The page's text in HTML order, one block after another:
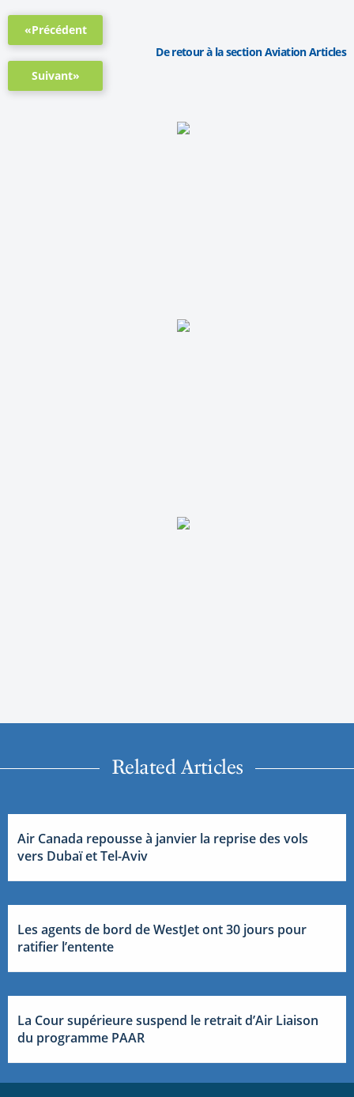
«Précédent
Suivant»
De retour à la section Aviation Articles
Related Articles
Air Canada repousse à janvier la reprise des vols
vers Dubaï et Tel-Aviv
Les agents de bord de WestJet ont 30 jours pour
ratifier l’entente
La Cour supérieure suspend le retrait d’Air Liaison
du programme PAAR